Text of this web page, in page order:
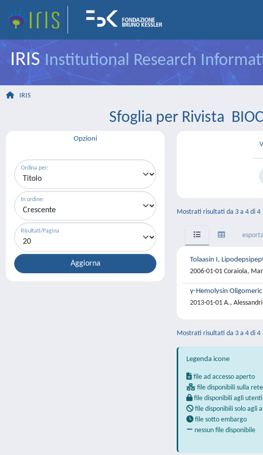
IRISInstitutional Research
IRIS
Sfoglia per Rivista
Opzioni
Ordina per:
In ordine:
Risultati/Pagina
Mostrati risultati da 3 a 4 di 4
Tolaasin I,
2006-01-01 Coraiola,
γ-Hemolysin
2013-01-01 A.,
Mostrati risultati da 3 a 4 di 4
Legenda icone
file ad accesso aperto
file disponibili sulla
file disponibili agli
file disponibili solo agli
file sotto embargo
nessun file disponibile